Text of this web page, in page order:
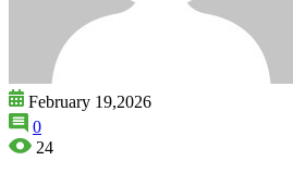
February 19,2026
0
24